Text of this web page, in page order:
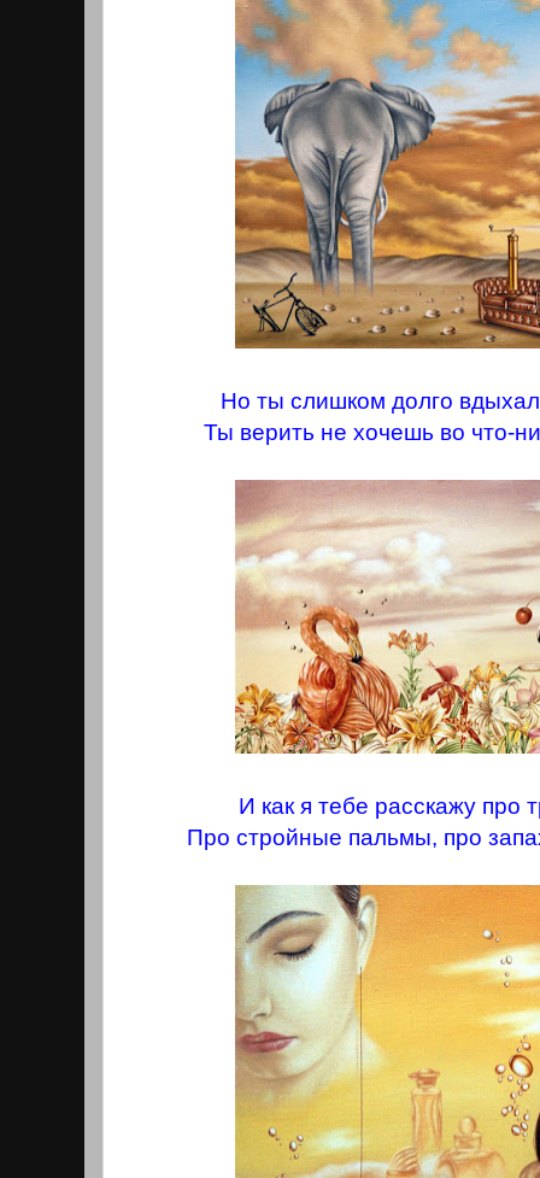
Но ты слишком долго
Ты верить не хочешь во что-
И как я тебе расскажу про
Про стройные пальмы, про